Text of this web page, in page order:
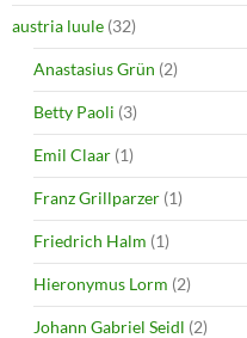
austria luule (32)
Anastasius Grün (2)
Betty Paoli (3)
Emil Claar (1)
Franz Grillparzer (1)
Friedrich Halm (1)
Hieronymus Lorm (2)
Johann Gabriel Seidl (2)